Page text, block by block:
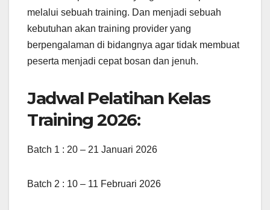
melalui sebuah training. Dan menjadi sebuah
kebutuhan akan training provider yang
berpengalaman di bidangnya agar tidak membuat
peserta menjadi cepat bosan dan jenuh.
Jadwal Pelatihan Kelas
Training 2026:
Batch 1 : 20 – 21 Januari 2026
Batch 2 : 10 – 11 Februari 2026